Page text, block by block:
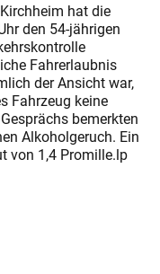
hat die
den 54-jährigen
Fahrerlaubnis
der Ansicht war,
Fahrzeug keine
bemerkten
Alkoholgeruch. Ein
von 1,4 Promille.lp